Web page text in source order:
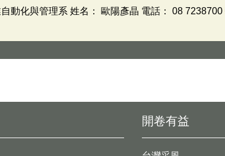
動化與管理系 姓名： 歐陽彥晶 電話： 08
開卷有益